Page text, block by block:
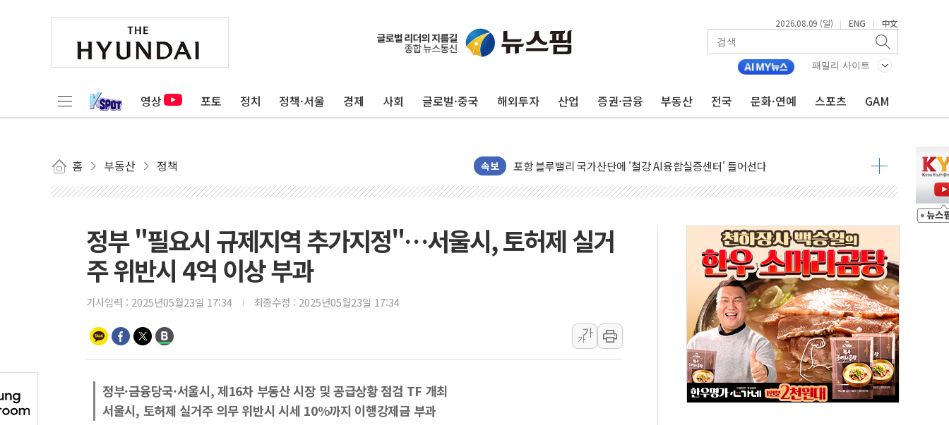
2026.08.09 (일) | ENG | 中文
패밀리 사이트
영상 포토 정치 정책·서울 경제 사회 글로벌·중국 해외투자 산업 증권·금융 부동산 전국 문화·연예 스포츠 GAM
홈 부동산 정책 속보
125mm 폭우 쏟아진 울진...'두천~하당'·'올미골교' 차량 통행 선제 제한
평택 진위면 공장서 탱크 내부 작업 중 근로자 1명 숨져
상주 낙동강 선착장 하류서 50대 숨진 채 발견...경찰, 조사 중
[종합] 김민석, 정청래에 누적 1.48%p 차 선두 유지...金 46.01% vs 鄭 44.53%
인천서 말다툼 중 어머니 살해 10대 구속…범행 후 반려견도 죽여
김민석, 강원·대구·경북 경선서 정청래에 승리…金 48.54% vs 鄭 44.40%
[속보] 민주, 강원·대구·경북 경선 결과...김민석 48.54% 정청래 44.40%
[속보] 민주, 경북 경선 결과 발표...김민석 47.37% 정청래 45.71% 송영길 6.92%
[속보] 민주, 대구 경선 결과 발표...정청래 47.82% 김민석 46.35% 송영길 5.83%
[속보] 민주, 강원 경선 결과 발표...김민석 50.30% 정청래 41.94% 송영길 7.76%
정재헌 CEO, SKT 장기고객 400명 맞이…"마음 잇는 시간 되길"
최태원, 노소영에 9440억 지급 확정되나…재상고 앞두고 막판 셈법
하나금융, 명동 소상공인에 '행복상자' 전달
정부 "필요시 규제지역 추가지정"…서울시, 토허제 실거
주 위반시 4억 이상 부과
기사입력 : 2025년05월23일 17:34 최종수정 : 2025년05월23일 17:34
가
가
정부·금융당국·서울시, 제16차 부동산 시장 및 공급상황 점검 TF 개최
서울시, 토허제 실거주 의무 위반시 시세 10%까지 이행강제금 부과